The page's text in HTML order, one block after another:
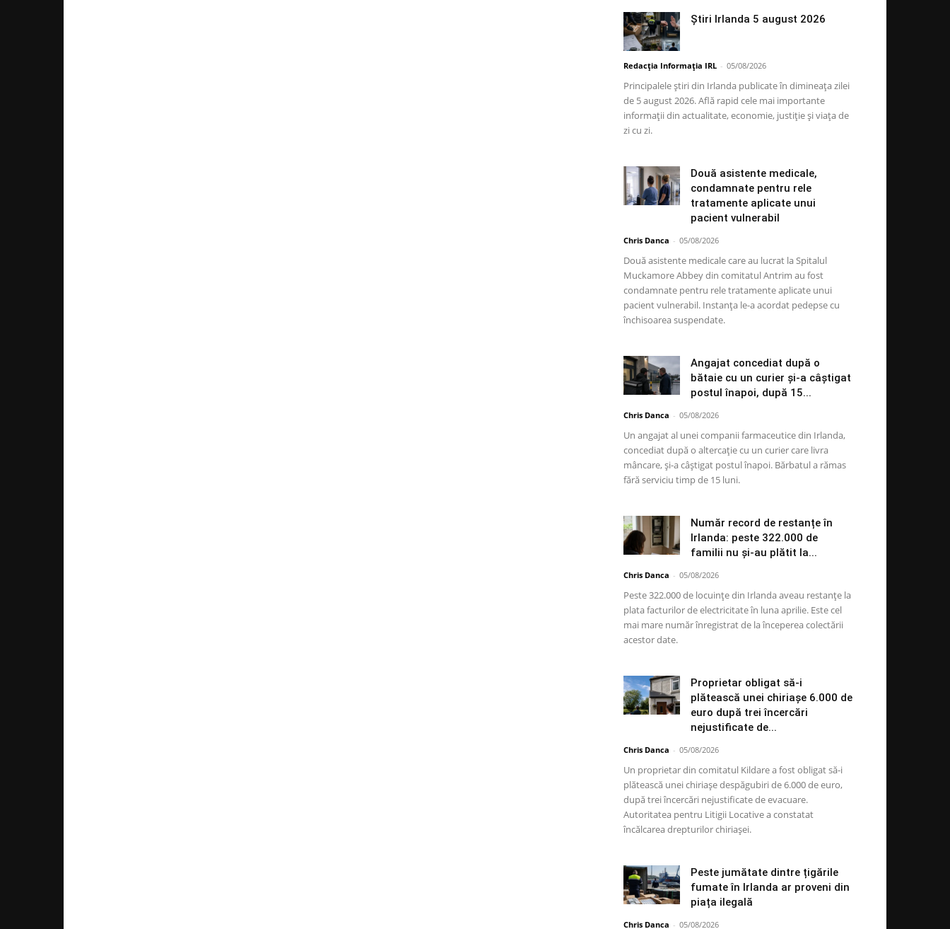
Știri Irlanda 5 august 2026
Redacția Informația IRL - 05/08/2026
Principalele știri din Irlanda publicate în dimineața zilei
de 5 august 2026. Află rapid cele mai importante
informații din actualitate, economie, justiție și viața de
zi cu zi.
Două asistente medicale,
condamnate pentru rele
tratamente aplicate unui
pacient vulnerabil
Chris Danca - 05/08/2026
Două asistente medicale care au lucrat la Spitalul
Muckamore Abbey din comitatul Antrim au fost
condamnate pentru rele tratamente aplicate unui
pacient vulnerabil. Instanța le-a acordat pedepse cu
închisoarea suspendate.
Angajat concediat după o
bătaie cu un curier și-a câștigat
postul înapoi, după 15...
Chris Danca - 05/08/2026
Un angajat al unei companii farmaceutice din Irlanda,
concediat după o altercație cu un curier care livra
mâncare, și-a câștigat postul înapoi. Bărbatul a rămas
fără serviciu timp de 15 luni.
Număr record de restanțe în
Irlanda: peste 322.000 de
familii nu și-au plătit la...
Chris Danca - 05/08/2026
Peste 322.000 de locuințe din Irlanda aveau restanțe la
plata facturilor de electricitate în luna aprilie. Este cel
mai mare număr înregistrat de la începerea colectării
acestor date.
Proprietar obligat să-i
plătească unei chiriașe 6.000 de
euro după trei încercări
nejustificate de...
Chris Danca - 05/08/2026
Un proprietar din comitatul Kildare a fost obligat să-i
plătească unei chiriașe despăgubiri de 6.000 de euro,
după trei încercări nejustificate de evacuare.
Autoritatea pentru Litigii Locative a constatat
încălcarea drepturilor chiriașei.
Peste jumătate dintre țigările
fumate în Irlanda ar proveni din
piața ilegală
Chris Danca - 05/08/2026